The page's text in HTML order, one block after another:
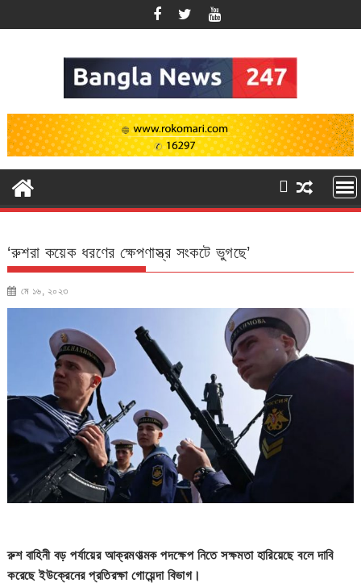
to
‘রুশরা কয়েক ধরণের ক্ষেপণাস্ত্র সংকটে ভুগছে’
মে ১৬, ২০২৩
রুশ বাহিনী বড় পর্যায়ের আক্রমণাত্মক পদক্ষেপ নিতে সক্ষমতা হারিয়েছে বলে দাবি
করেছে ইউক্রেনের প্রতিরক্ষা গোয়েন্দা বিভাগ।